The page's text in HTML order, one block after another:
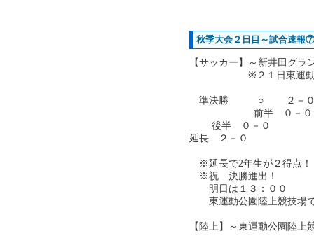
秋季大会２日目～試合速報
【サッカー】～新井田グラ
※２１日東運動公
準決勝 ○ ２－０ ×
前半 ０－
後半 ０－０
延長 ２－０
※延長で2年生が２得点！
※祝 決勝進出！
明日は１３：００
東運動公園陸上競技場
【陸上】～東運動公園陸上